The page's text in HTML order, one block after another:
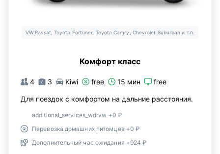
VW Passat, Toyota Fortuner, Toyota Camry, Chevrolet Suburban и т.п.
Комфорт класс
4 3 Kiwi free 15 мин free
Для поездок с комфортом на дальние расстояния.
additional_services_wdrvw +0 ₽
Перевозка домашних питомцев +0 ₽
Дополнительный час ожидания +924 ₽